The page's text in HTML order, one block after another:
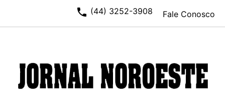
Fale Conosco
phone (44) 3252-3908